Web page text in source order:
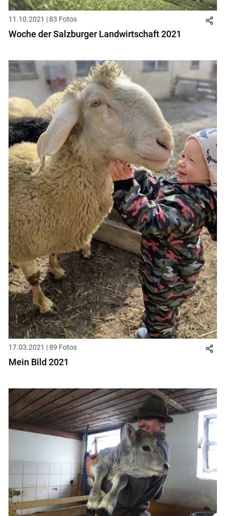
11.10.2021 | 83 Fotos
Woche der Salzburger Landwirtschaft 2021
17.03.2021 | 89 Fotos
Mein Bild 2021